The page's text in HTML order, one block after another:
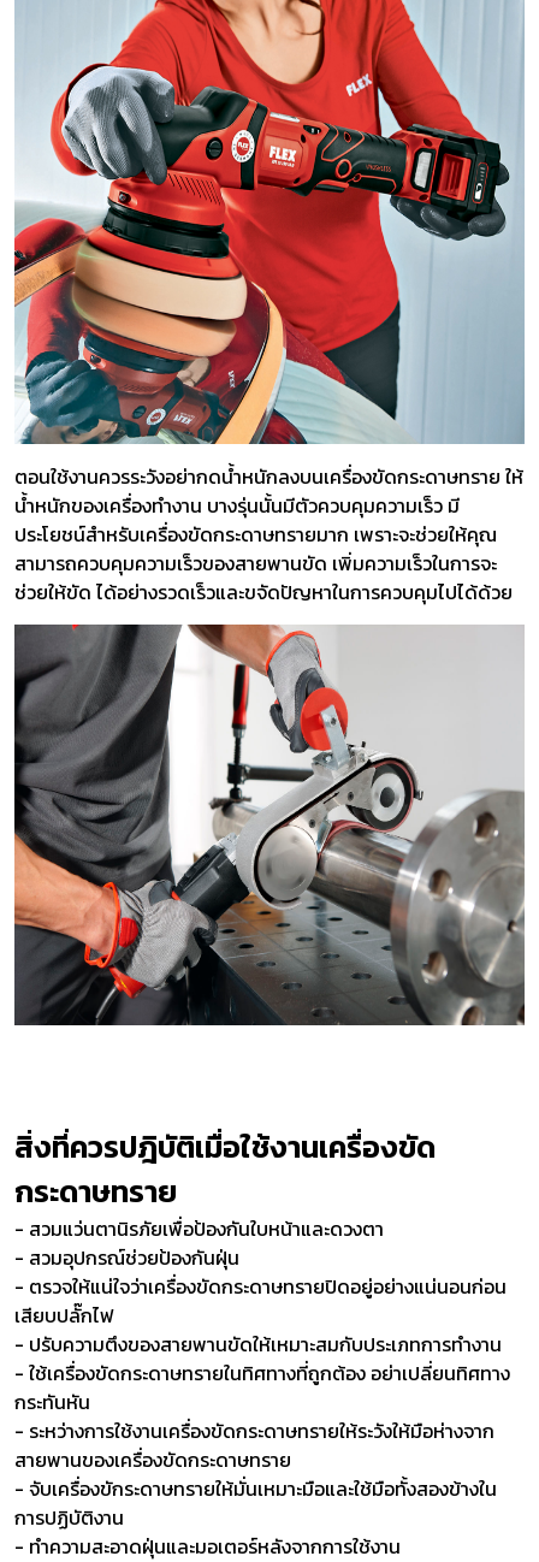
ตอนใช้งานควรระวังอย่ากดน้ำหนักลงบนเครื่องขัดกระดาษทราย ให้
น้ำหนักของเครื่องทำงาน บางรุ่นนั้นมีตัวควบคุมความเร็ว มี
ประโยชน์สำหรับเครื่องขัดกระดาษทรายมาก เพราะจะช่วยให้คุณ
สามารถควบคุมความเร็วของสายพานขัด เพิ่มความเร็วในการจะ
ช่วยให้ขัด ได้อย่างรวดเร็วและขจัดปัญหาในการควบคุมไปได้ด้วย
สิ่งที่ควรปฎิบัติเมื่อใช้งานเครื่องขัด
กระดาษทราย
- สวมแว่นตานิรภัยเพื่อป้องกันใบหน้าและดวงตา
- สวมอุปกรณ์ช่วยป้องกันฝุ่น
- ตรวจให้แน่ใจว่าเครื่องขัดกระดาษทรายปิดอยู่อย่างแน่นอนก่อน
เสียบปลั๊กไฟ
- ปรับความตึงของสายพานขัดให้เหมาะสมกับประเภทการทำงาน
- ใช้เครื่องขัดกระดาษทรายในทิศทางที่ถูกต้อง อย่าเปลี่ยนทิศทาง
กระทันหัน
- ระหว่างการใช้งานเครื่องขัดกระดาษทรายให้ระวังให้มือห่างจาก
สายพานของเครื่องขัดกระดาษทราย
- จับเครื่องขักระดาษทรายให้มั่นเหมาะมือและใช้มือทั้งสองข้างใน
การปฏิบัติงาน
- ทำความสะอาดฝุ่นและมอเตอร์หลังจากการใช้งาน